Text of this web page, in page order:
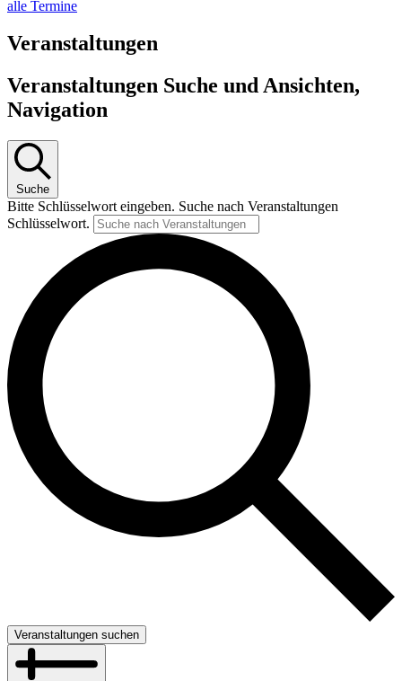
alle Termine
Veranstaltungen
Veranstaltungen Suche und Ansichten,
Navigation
Suche
Bitte Schlüsselwort eingeben. Suche nach Veranstaltungen
Schlüsselwort.
Veranstaltungen suchen